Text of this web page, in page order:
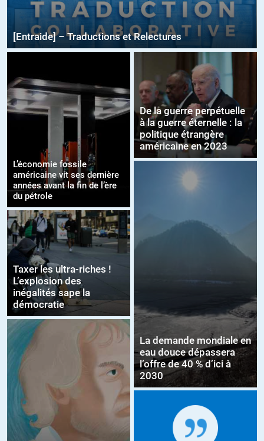
[Entraide] – Traductions et Relectures
L’économie fossile
américaine vit ses dernière
années avant la fin de l’ère
du pétrole
Taxer les ultra-riches !
L’explosion des
inégalités sape la
démocratie
De la guerre perpétuelle
à la guerre éternelle : la
politique étrangère
américaine en 2023
La demande mondiale en
eau douce dépassera
l’offre de 40 % d’ici à
2030